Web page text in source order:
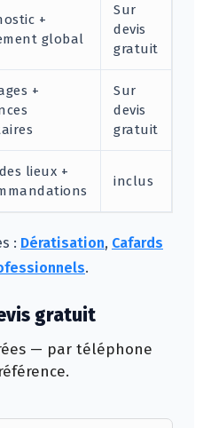
+
global
Sur
devis
gratuit
+
Sur
devis
gratuit
lieux +
inclus
: Dératisation, Cafards
.
gratuit
— par téléphone